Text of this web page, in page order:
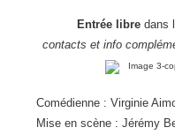
Entrée libre dans
contacts et info
Comédienne : Virginie
Mise en scène : Jérémy